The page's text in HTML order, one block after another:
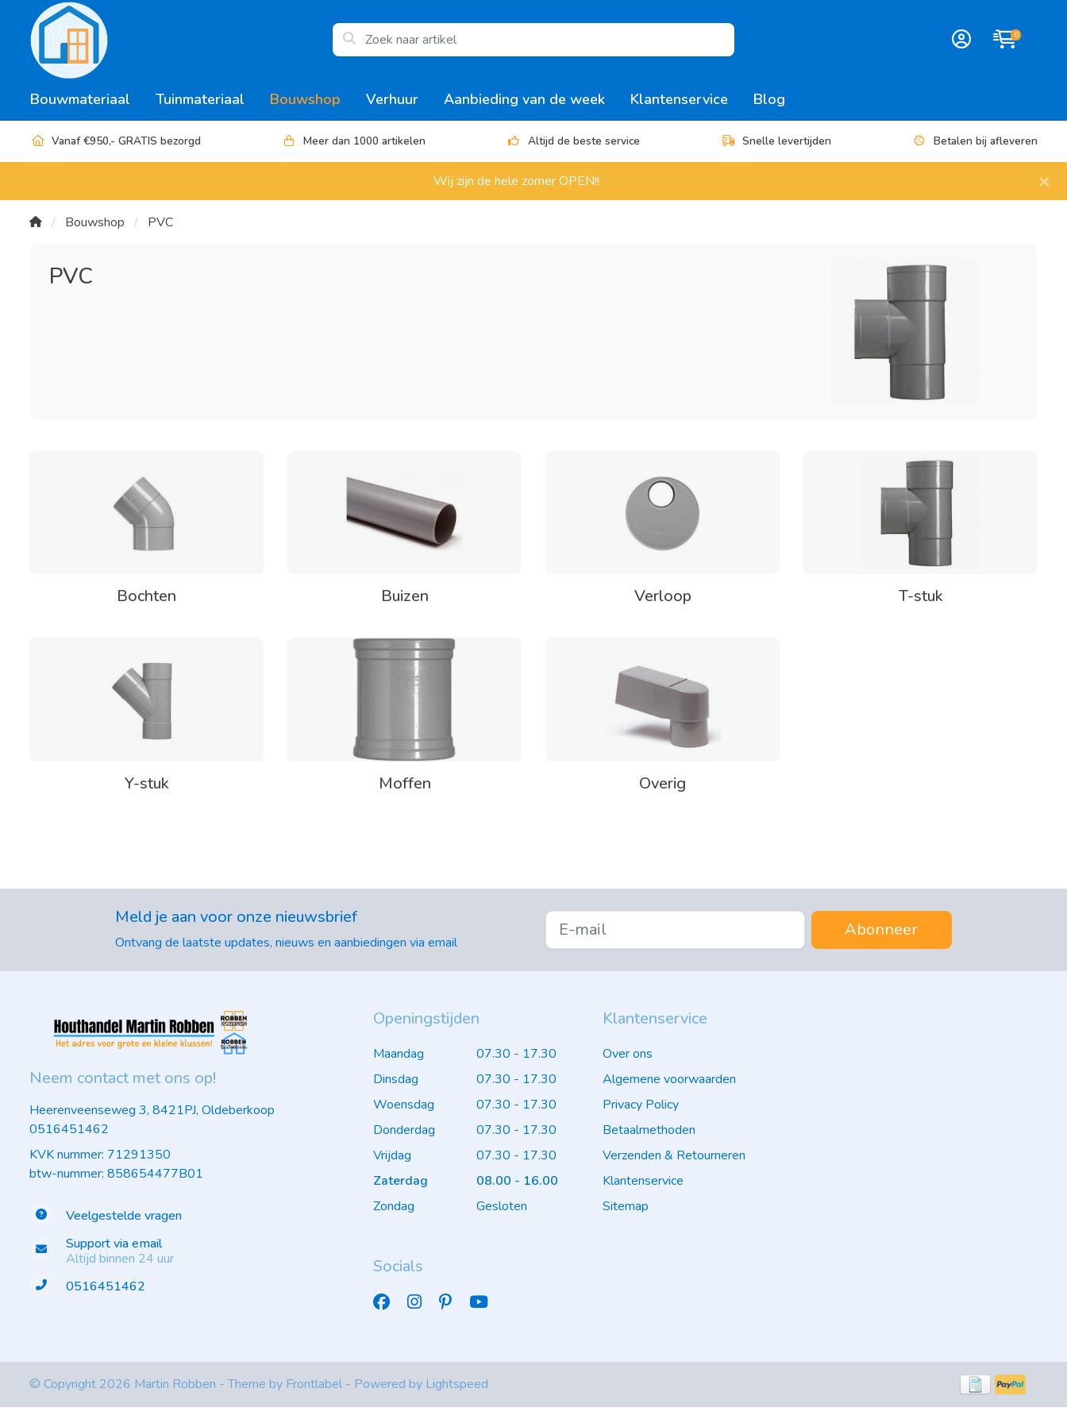
0
Bouwmateriaal Tuinmateriaal Bouwshop Verhuur Aanbieding van de week Klantenservice Blog
Vanaf €950,- GRATIS bezorgd Meer dan 1000 artikelen Altijd de beste service Snelle levertijden Betalen bij afleveren
Wij zijn de hele zomer OPEN!! ×
Bouwshop PVC
PVC
Bochten Buizen Verloop T-stuk
Y-stuk Moffen Overig
Meld je aan voor onze nieuwsbrief
Ontvang de laatste updates, nieuws en aanbiedingen via email
Abonneer
Neem contact met ons op!
Heerenveenseweg 3, 8421PJ, Oldeberkoop
0516451462
KVK nummer: 71291350
btw-nummer: 858654477B01
Veelgestelde vragen
Support via email
Altijd binnen 24 uur
0516451462
Openingstijden
Maandag
07.30 - 17.30
Dinsdag
07.30 - 17.30
Woensdag
07.30 - 17.30
Donderdag
07.30 - 17.30
Vrijdag
07.30 - 17.30
Zaterdag
08.00 - 16.00
Zondag
Gesloten
Socials
Klantenservice
Over ons
Algemene voorwaarden
Privacy Policy
Betaalmethoden
Verzenden & Retourneren
Klantenservice
Sitemap
© Copyright 2026 Martin Robben - Theme by Frontlabel - Powered by Lightspeed